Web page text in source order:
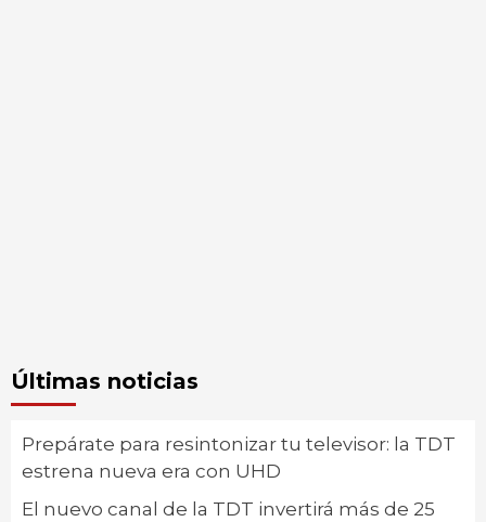
Últimas noticias
Prepárate para resintonizar tu televisor: la TDT
estrena nueva era con UHD
El nuevo canal de la TDT invertirá más de 25